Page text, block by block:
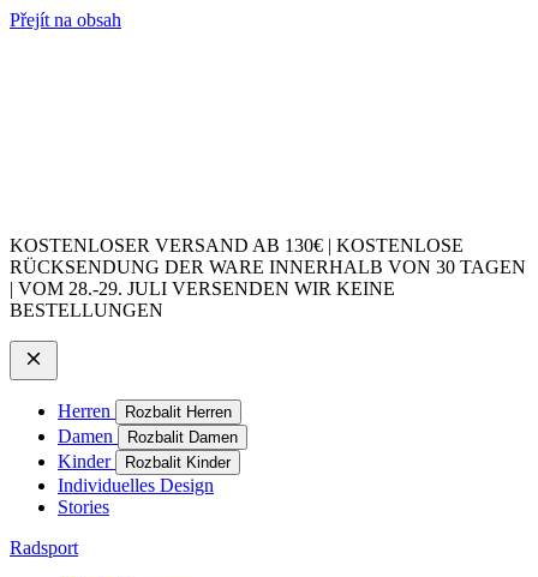
Přejít na obsah
KOSTENLOSER VERSAND AB 130€ | KOSTENLOSE
RÜCKSENDUNG DER WARE INNERHALB VON 30 TAGEN
| VOM 28.-29. JULI VERSENDEN WIR KEINE
BESTELLUNGEN
Herren Rozbalit Herren
Damen Rozbalit Damen
Kinder Rozbalit Kinder
Individuelles Design
Stories
Radsport